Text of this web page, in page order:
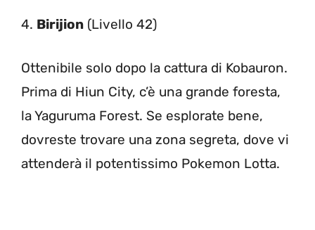
4. Birijion (Livello 42)
Ottenibile solo dopo la cattura di Kobauron.
Prima di Hiun City, c’è una grande foresta,
la Yaguruma Forest. Se esplorate bene,
dovreste trovare una zona segreta, dove vi
attenderà il potentissimo Pokemon Lotta.